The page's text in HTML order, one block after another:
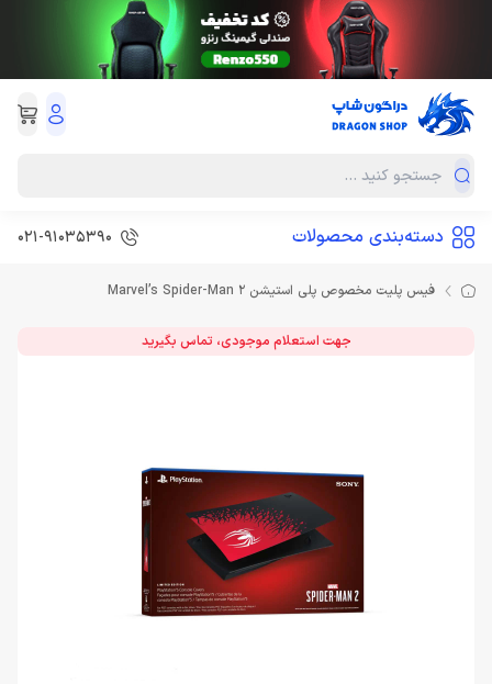
دسته‌بندی محصولات 021-91035390
فیس پلیت مخصوص پلی استیشن Marvel’s Spider-Man 2
جهت استعلام موجودی، تماس بگیرید